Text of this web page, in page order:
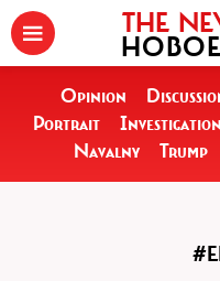
THE
Opinion
Portrait
Investigation
Navalny
Trump